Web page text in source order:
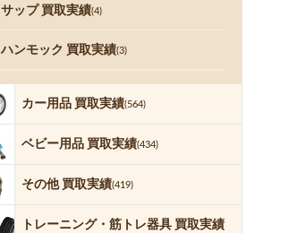
サップ 買取実績(4)
ハンモック 買取実績(3)
カー用品 買取実績(564)
ベビー用品 買取実績(434)
その他 買取実績(419)
トレーニング・筋トレ器具 買取実績